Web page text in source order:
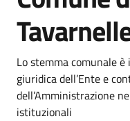
Dettagli
Lo stemma comunale
giuridica dell’Ente e
dell’Amministrazione
istituzionali